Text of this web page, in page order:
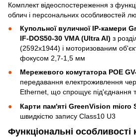
Комплект відеоспостереження з
облич і персональних особливостей
Купольної вуличної IP-камери
IF-DOS50-30 VMA (Ultra AI) з
(2592x1944) і моторизованим
фокусом 2,7-1,5 мм
Мережевого комутатора POE
передавання електроживлення
Ethernet, що спрощує під'єднання
Карти пам'яті GreenVision micro
швидкістю запису Class10 U3
Функціональні особливості